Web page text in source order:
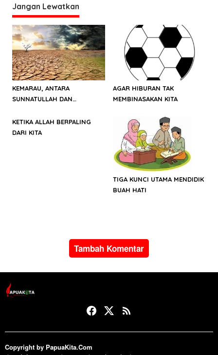
a
s
i
p
o
s
Jangan Lewatkan
KEMARAU, ANTARA
SUNNATULLAH DAN
AGAR HIBURAN TAK
MEMBINASAKAN KITA
KETIKA ALLAH BERPALING
DARI KITA
TIGA KUNCI UTAMA MENDIDIK
BUAH HATI
Tambah Komentar
Copyright by PapuaKita.Com